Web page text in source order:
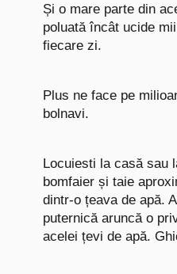
Și o mare parte din
poluată încât ucide
fiecare zi.
Plus ne face pe
bolnavi.
Locuiesti la casă sau
bomfaier și taie
dintr-o țeava de apă.
puternică aruncă o
acelei țevi de apă.